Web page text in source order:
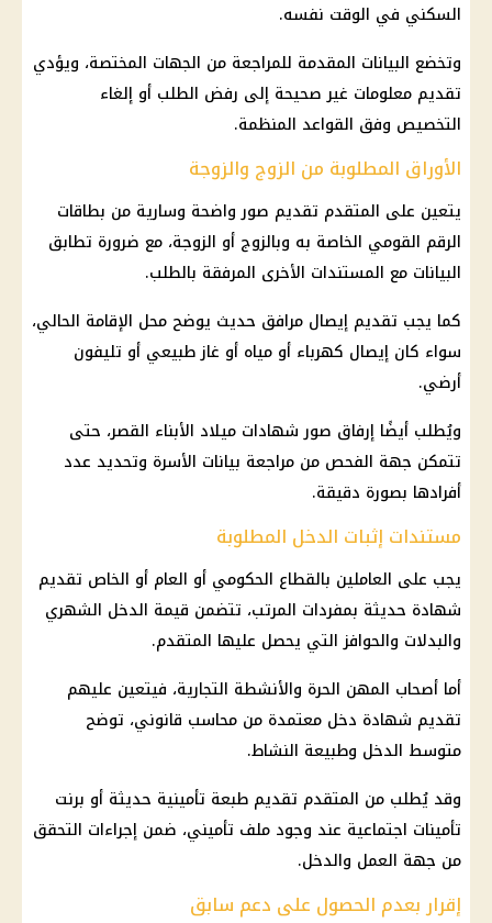
السكني في الوقت نفسه.
وتخضع البيانات المقدمة للمراجعة من الجهات المختصة، ويؤدي
تقديم معلومات غير صحيحة إلى رفض الطلب أو إلغاء
التخصيص وفق القواعد المنظمة.
الأوراق المطلوبة من الزوج والزوجة
يتعين على المتقدم تقديم صور واضحة وسارية من بطاقات
الرقم القومي الخاصة به وبالزوج أو الزوجة، مع ضرورة تطابق
البيانات مع المستندات الأخرى المرفقة بالطلب.
كما يجب تقديم إيصال مرافق حديث يوضح محل الإقامة الحالي،
سواء كان إيصال كهرباء أو مياه أو غاز طبيعي أو تليفون
أرضي.
ويُطلب أيضًا إرفاق صور شهادات ميلاد الأبناء القصر، حتى
تتمكن جهة الفحص من مراجعة بيانات الأسرة وتحديد عدد
أفرادها بصورة دقيقة.
مستندات إثبات الدخل المطلوبة
يجب على العاملين بالقطاع الحكومي أو العام أو الخاص تقديم
شهادة حديثة بمفردات المرتب، تتضمن قيمة الدخل الشهري
والبدلات والحوافز التي يحصل عليها المتقدم.
أما أصحاب المهن الحرة والأنشطة التجارية، فيتعين عليهم
تقديم شهادة دخل معتمدة من محاسب قانوني، توضح
متوسط الدخل وطبيعة النشاط.
وقد يُطلب من المتقدم تقديم طبعة تأمينية حديثة أو برنت
تأمينات اجتماعية عند وجود ملف تأميني، ضمن إجراءات التحقق
من جهة العمل والدخل.
إقرار بعدم الحصول على دعم سابق